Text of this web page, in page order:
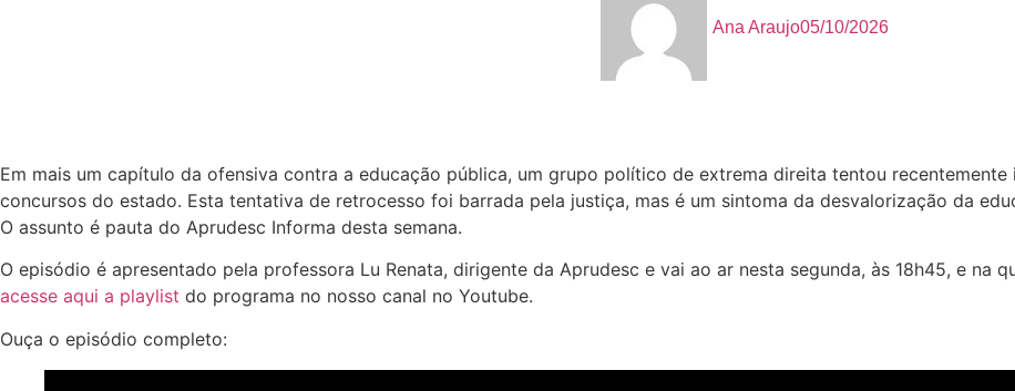
Ana Araujo05/10/2026
Em mais um capítulo da ofensiva contra a educação pública, um grupo político de extrema direita tentou
concursos do estado. Esta tentativa de retrocesso foi barrada pela justiça, mas é um sintoma da desvalorização da
O assunto é pauta do Aprudesc Informa desta semana.
O episódio é apresentado pela professora Lu Renata, dirigente da Aprudesc e vai ao ar nesta segunda, às 18h45, e na
acesse aqui a playlist do programa no nosso canal no Youtube.
Ouça o episódio completo: